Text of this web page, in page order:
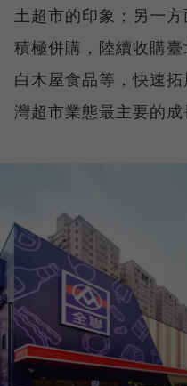
土超市的印象；另一
積極併購，陸續收購
白木屋食品等，快速
灣超市業態最主要的成